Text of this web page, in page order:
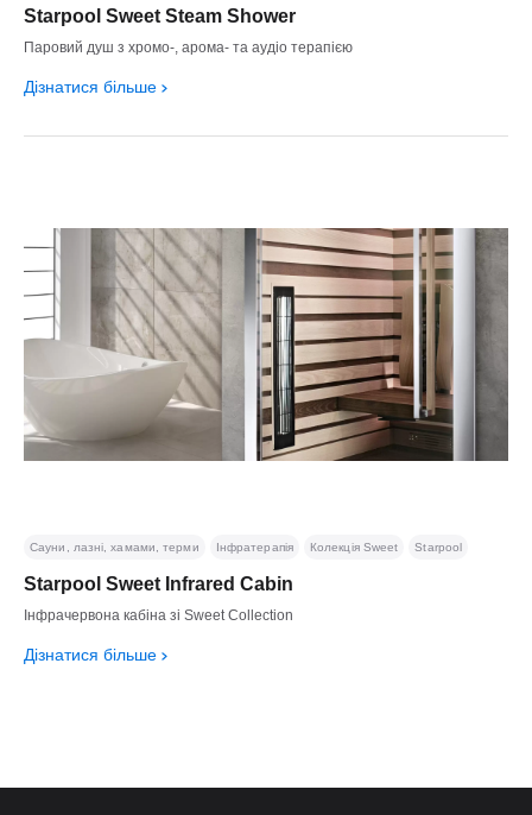
Starpool Sweet Steam Shower
Паровий душ з хромо-, арома- та аудіо терапією
Дізнатися більше
Starpool Sweet Infrared Cabin
Інфрачервона кабіна зі Sweet Collection
Дізнатися більше
Сауни, лазні, хамами, терми Інфратерапія Колекція Sweet Starpool